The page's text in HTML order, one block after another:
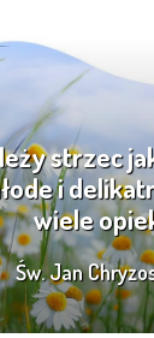
strzec
i
wiele
Św. Jan